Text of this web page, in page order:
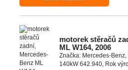
motorek stěračů
ML W164, 2006
Značka: Mercedes-Benz,
140kW 642.940, Rok